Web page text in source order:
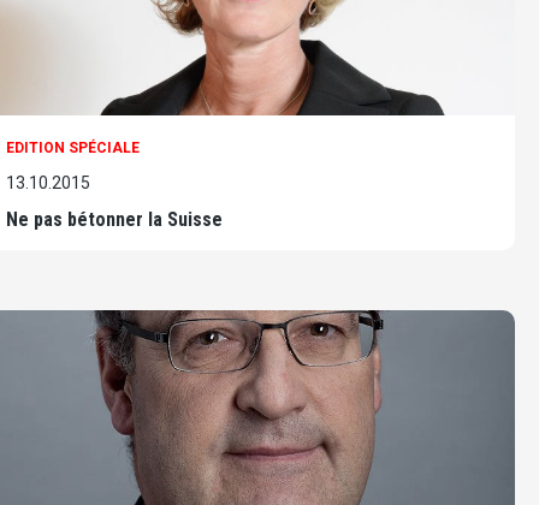
EDITION SPÉCIALE
13.10.2015
Ne pas bétonner la Suisse